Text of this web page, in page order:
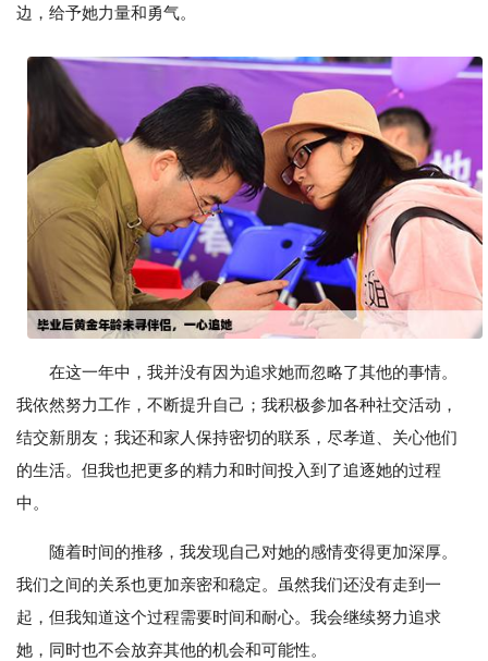
边，给予她力量和勇气。
在这一年中，我并没有因为追求她而忽略了其他的事情。
我依然努力工作，不断提升自己；我积极参加各种社交活动，
结交新朋友；我还和家人保持密切的联系，尽孝道、关心他们
的生活。但我也把更多的精力和时间投入到了追逐她的过程
中。
随着时间的推移，我发现自己对她的感情变得更加深厚。
我们之间的关系也更加亲密和稳定。虽然我们还没有走到一
起，但我知道这个过程需要时间和耐心。我会继续努力追求
她，同时也不会放弃其他的机会和可能性。